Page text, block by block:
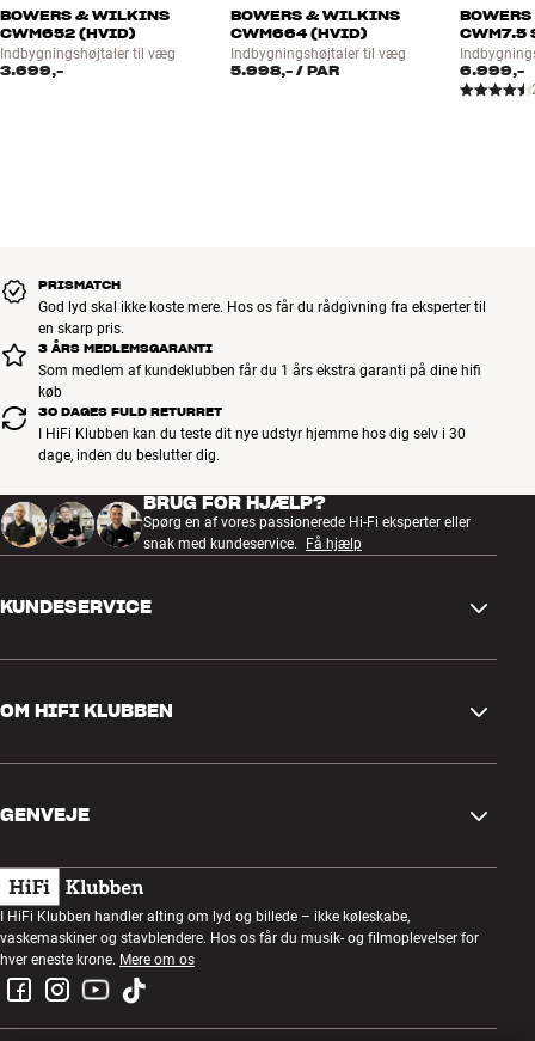
BOWERS & WILKINS
CWM652 (HVID)
Indbygningshøjtaler til væg
3.699,-
BOWERS & WILKINS
CWM664 (HVID)
Indbygningshøjtaler til væg
5.998,-/ PAR
CWM7.5
6.999,-
PRISMATCH
God lyd skal ikke koste mere. Hos os får du rådgivning fra eksperter til
en skarp pris.
3 ÅRS MEDLEMSGARANTI
Som medlem af kundeklubben får du 1 års ekstra garanti på dine hifi
køb
30 DAGES FULD RETURRET
I HiFi Klubben kan du teste dit nye udstyr hjemme hos dig selv i 30
dage, inden du beslutter dig.
BRUG FOR HJÆLP?
Spørg en af vores passionerede Hi-Fi eksperter eller
snak med kundeservice.
Få hjælp
KUNDESERVICE
Retur og reklamation
Fortryd ordre
Handelsbetingelser
Privatlivspolitik
OM HIFI KLUBBEN
Kundeklub
Lytteaften
Konkurrencer
Job i HiFi Klubben
GENVEJE
Gavekort
Byg med lyd
Montering og installation
I HiFi Klubben handler alting om lyd og billede – ikke køleskabe,
vaskemaskiner og stavblendere. Hos os får du musik- og filmoplevelser for
hver eneste krone. Mere om os